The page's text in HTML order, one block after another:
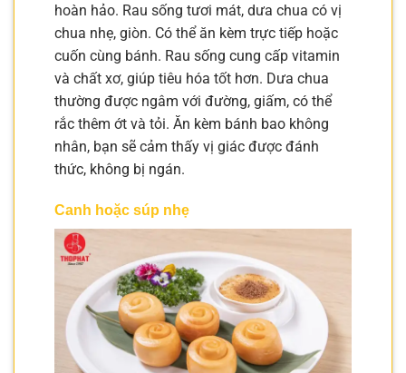
hoàn hảo. Rau sống tươi mát, dưa chua có vị
chua nhẹ, giòn. Có thể ăn kèm trực tiếp hoặc
cuốn cùng bánh. Rau sống cung cấp vitamin
và chất xơ, giúp tiêu hóa tốt hơn. Dưa chua
thường được ngâm với đường, giấm, có thể
rắc thêm ớt và tỏi. Ăn kèm bánh bao không
nhân, bạn sẽ cảm thấy vị giác được đánh
thức, không bị ngán.
Canh hoặc súp nhẹ